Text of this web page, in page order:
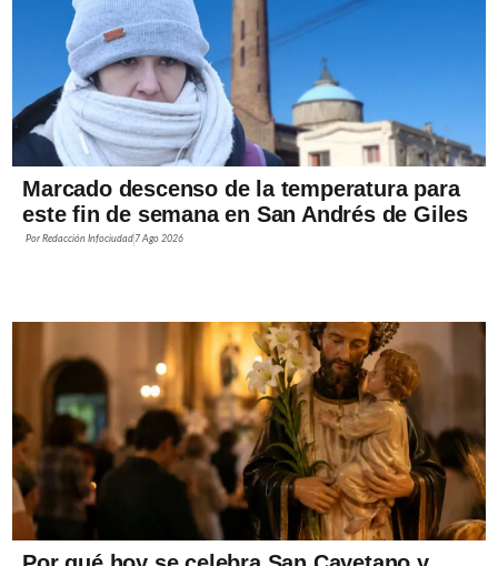
Marcado descenso de la temperatura para
este fin de semana en San Andrés de Giles
PorRedacción Infociudad 7 Ago 2026